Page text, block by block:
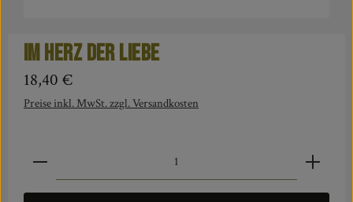
Im Herz der Liebe
Regulärer Preis:
18,40 €
Preise inkl. MwSt. zzgl. Versandkosten
Produkt Anzahl: Gib den gewünschten Wert ein oder